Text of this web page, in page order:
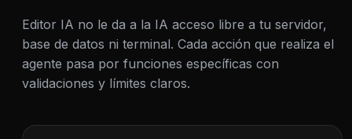
Editor IA no le da a la IA acceso libre a tu servidor,
base de datos ni terminal. Cada acción que realiza el
agente pasa por funciones específicas con
validaciones y límites claros.